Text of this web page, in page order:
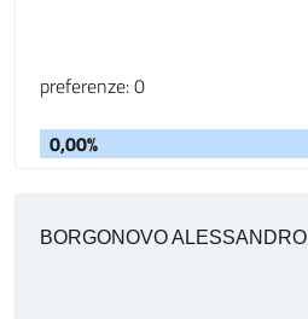
preferenze: 0
0,00%
BORGONOVO ALESSANDRO